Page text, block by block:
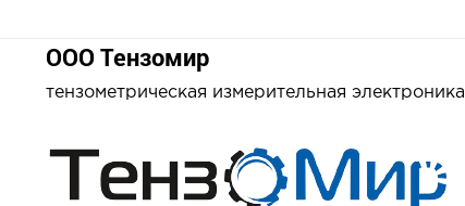
ООО Тензомир
тензометрическая измерительная электроника